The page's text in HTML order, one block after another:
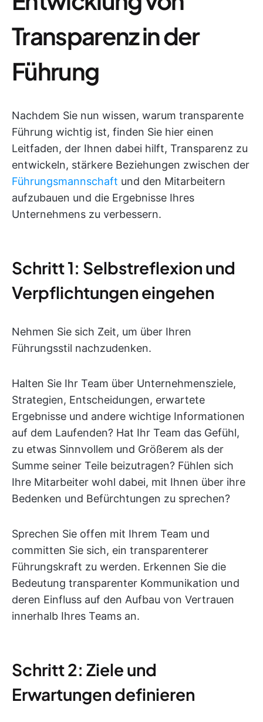
Transparenz in der
Führung
Nachdem Sie nun wissen, warum transparente
Führung wichtig ist, finden Sie hier einen
Leitfaden, der Ihnen dabei hilft, Transparenz zu
entwickeln, stärkere Beziehungen zwischen der
Führungsmannschaft und den Mitarbeitern
aufzubauen und die Ergebnisse Ihres
Unternehmens zu verbessern.
Schritt 1: Selbstreflexion und
Verpflichtungen eingehen
Nehmen Sie sich Zeit, um über Ihren
Führungsstil nachzudenken.
Halten Sie Ihr Team über Unternehmensziele,
Strategien, Entscheidungen, erwartete
Ergebnisse und andere wichtige Informationen
auf dem Laufenden? Hat Ihr Team das Gefühl,
zu etwas Sinnvollem und Größerem als der
Summe seiner Teile beizutragen? Fühlen sich
Ihre Mitarbeiter wohl dabei, mit Ihnen über ihre
Bedenken und Befürchtungen zu sprechen?
Sprechen Sie offen mit Ihrem Team und
committen Sie sich, ein transparenterer
Führungskraft zu werden. Erkennen Sie die
Bedeutung transparenter Kommunikation und
deren Einfluss auf den Aufbau von Vertrauen
innerhalb Ihres Teams an.
Schritt 2: Ziele und
Erwartungen definieren